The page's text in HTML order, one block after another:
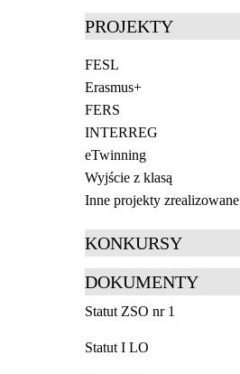
PROJEKTY
FESL
Erasmus+
FERS
INTERREG
eTwinning
Wyjście z klasą
Inne projekty zrealizowane
KONKURSY
DOKUMENTY
Statut ZSO nr 1
Statut I LO